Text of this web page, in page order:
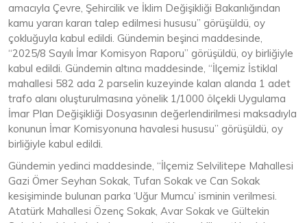
amacıyla Çevre, Şehircilik ve İklim Değişikliği Bakanlığından
kamu yararı kararı talep edilmesi hususu” görüşüldü, oy
çokluğuyla kabul edildi. Gündemin beşinci maddesinde,
“2025/8 Sayılı İmar Komisyon Raporu” görüşüldü, oy birliğiyle
kabul edildi. Gündemin altıncı maddesinde, “İlçemiz İstiklal
mahallesi 582 ada 2 parselin kuzeyinde kalan alanda 1 adet
trafo alanı oluşturulmasına yönelik 1/1000 ölçekli Uygulama
İmar Plan Değişikliği Dosyasının değerlendirilmesi maksadıyla
konunun İmar Komisyonuna havalesi hususu” görüşüldü, oy
birliğiyle kabul edildi.
Gündemin yedinci maddesinde, “İlçemiz Selvilitepe Mahallesi
Gazi Ömer Seyhan Sokak, Tufan Sokak ve Can Sokak
kesişiminde bulunan parka ‘Uğur Mumcu’ isminin verilmesi.
Atatürk Mahallesi Özenç Sokak, Avar Sokak ve Gültekin